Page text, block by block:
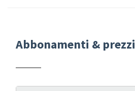
Abbonamenti & prezzi